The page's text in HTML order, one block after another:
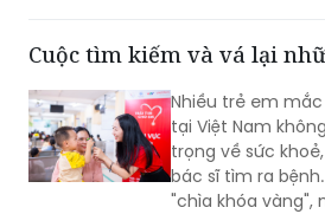
hiện đại, nơi
tiền và nâng cao
ngay từ những
Cuộc tìm kiếm và vá lại
Nhiều trẻ em
tại Việt Nam
trọng về sức
bác sĩ tìm ra
"chìa khóa vàng",